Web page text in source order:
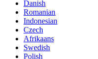
Danish
Romanian
Indonesian
Czech
Afrikaans
Swedish
Polish